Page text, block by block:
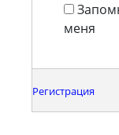
меня
Регистрация